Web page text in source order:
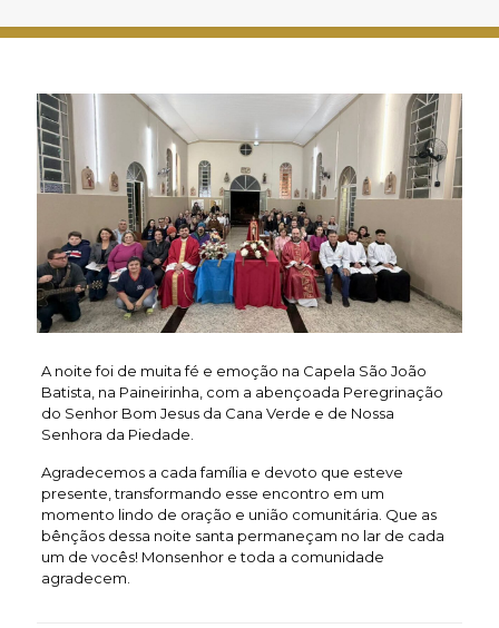
A noite foi de muita fé e emoção na Capela São João
Batista, na Paineirinha, com a abençoada Peregrinação
do Senhor Bom Jesus da Cana Verde e de Nossa
Senhora da Piedade.
​Agradecemos a cada família e devoto que esteve
presente, transformando esse encontro em um
momento lindo de oração e união comunitária. Que as
bênçãos dessa noite santa permaneçam no lar de cada
um de vocês! Monsenhor e toda a comunidade
agradecem.